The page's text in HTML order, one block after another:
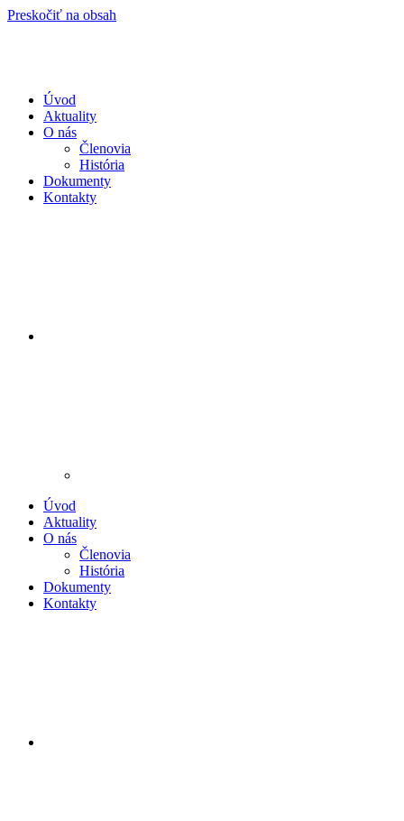
Preskočiť na obsah
Úvod
Aktuality
O nás
Členovia
História
Dokumenty
Kontakty
Úvod
Aktuality
O nás
Členovia
História
Dokumenty
Kontakty